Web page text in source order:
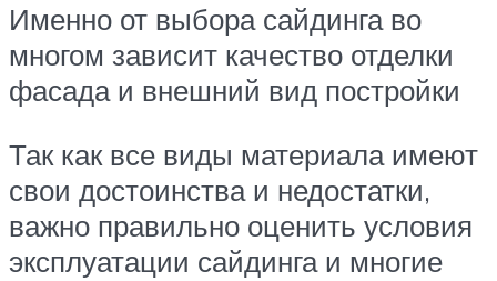
Именно от выбора сайдинга во
многом зависит качество отделки
фасада и внешний вид постройки
Так как все виды материала имеют
свои достоинства и недостатки,
важно правильно оценить условия
эксплуатации сайдинга и многие